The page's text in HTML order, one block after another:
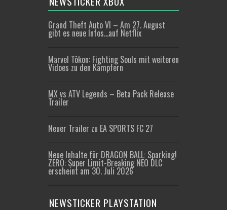
Grand Theft Auto VI – Am 27. August
gibt es neue Infos…auf Netflix
Marvel Tōkon: Fighting Souls mit weiteren
Vidoes zu den Kämpfern
MX vs ATV Legends – Beta Pack Release
Trailer
Neuer Trailer zu EA SPORTS FC 27
Neue Inhalte für DRAGON BALL: Sparking!
ZERO: Super Limit-Breaking NEO DLC
erscheint am 30. Juli 2026
NEWSTICKER PLAYSTATION